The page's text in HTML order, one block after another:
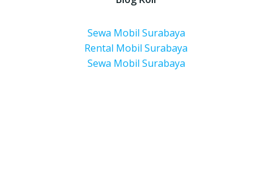
Sewa Mobil Surabaya
Rental Mobil Surabaya
Sewa Mobil Surabaya